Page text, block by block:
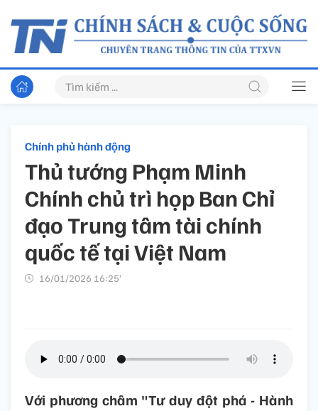
Chính phủ hành động
Thủ tướng Phạm Minh
Chính chủ trì họp Ban Chỉ
đạo Trung tâm tài chính
quốc tế tại Việt Nam
16/01/2026 16:25’
Với phương châm "Tư duy đột phá - Hành